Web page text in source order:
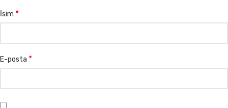
İsim *
E-posta *